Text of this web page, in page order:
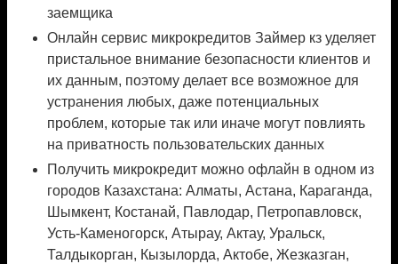
заемщика
Онлайн сервис микрокредитов Займер кз уделяет
пристальное внимание безопасности клиентов и
их данным, поэтому делает все возможное для
устранения любых, даже потенциальных
проблем, которые так или иначе могут повлиять
на приватность пользовательских данных
Получить микрокредит можно офлайн в одном из
городов Казахстана: Алматы, Астана, Караганда,
Шымкент, Костанай, Павлодар, Петропавловск,
Усть-Каменогорск, Атырау, Актау, Уральск,
Талдыкорган, Кызылорда, Актобе, Жезказган,